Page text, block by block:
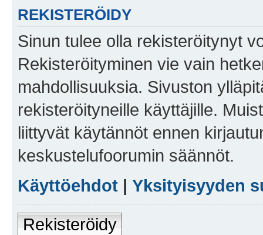
REKISTERÖIDY
Sinun tulee olla rekisteröitynyt
Rekisteröityminen vie vain
mahdollisuuksia. Sivuston
rekisteröityneille käyttäjille.
liittyvät käytännöt ennen
keskustelufoorumin säännöt.
Käyttöehdot | Yksityisyyden
Rekisteröidy